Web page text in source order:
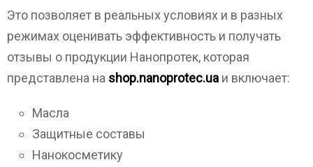
Это позволяет в реальных условиях и в разных
режимах оценивать эффективность и получать
отзывы о продукции Нанопротек, которая
представлена на shop.nanoprotec.ua и включает:
Масла
Защитные составы
Нанокосметику